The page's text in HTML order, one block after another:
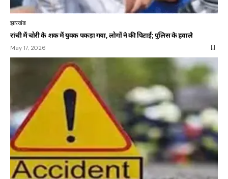
झारखंड
रांची में चोरी के शक में युवक पकड़ा गया, लोगों ने की पिटाई; पुलिस के हवाले
May 17, 2026